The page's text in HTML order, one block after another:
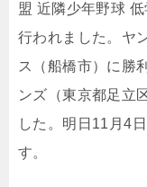
盟 近隣少年野球
行われました。ヤ
ス（船橋市）に勝
ンズ（東京都足立
した。明日11月4
す。